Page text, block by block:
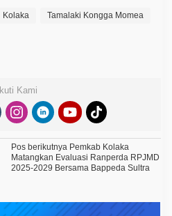
Kolaka
Tamalaki Kongga Momea
Ikuti Kami
Pos berikutnyaPemkab Kolaka
Matangkan Evaluasi Ranperda RPJMD
2025-2029 Bersama Bappeda Sultra